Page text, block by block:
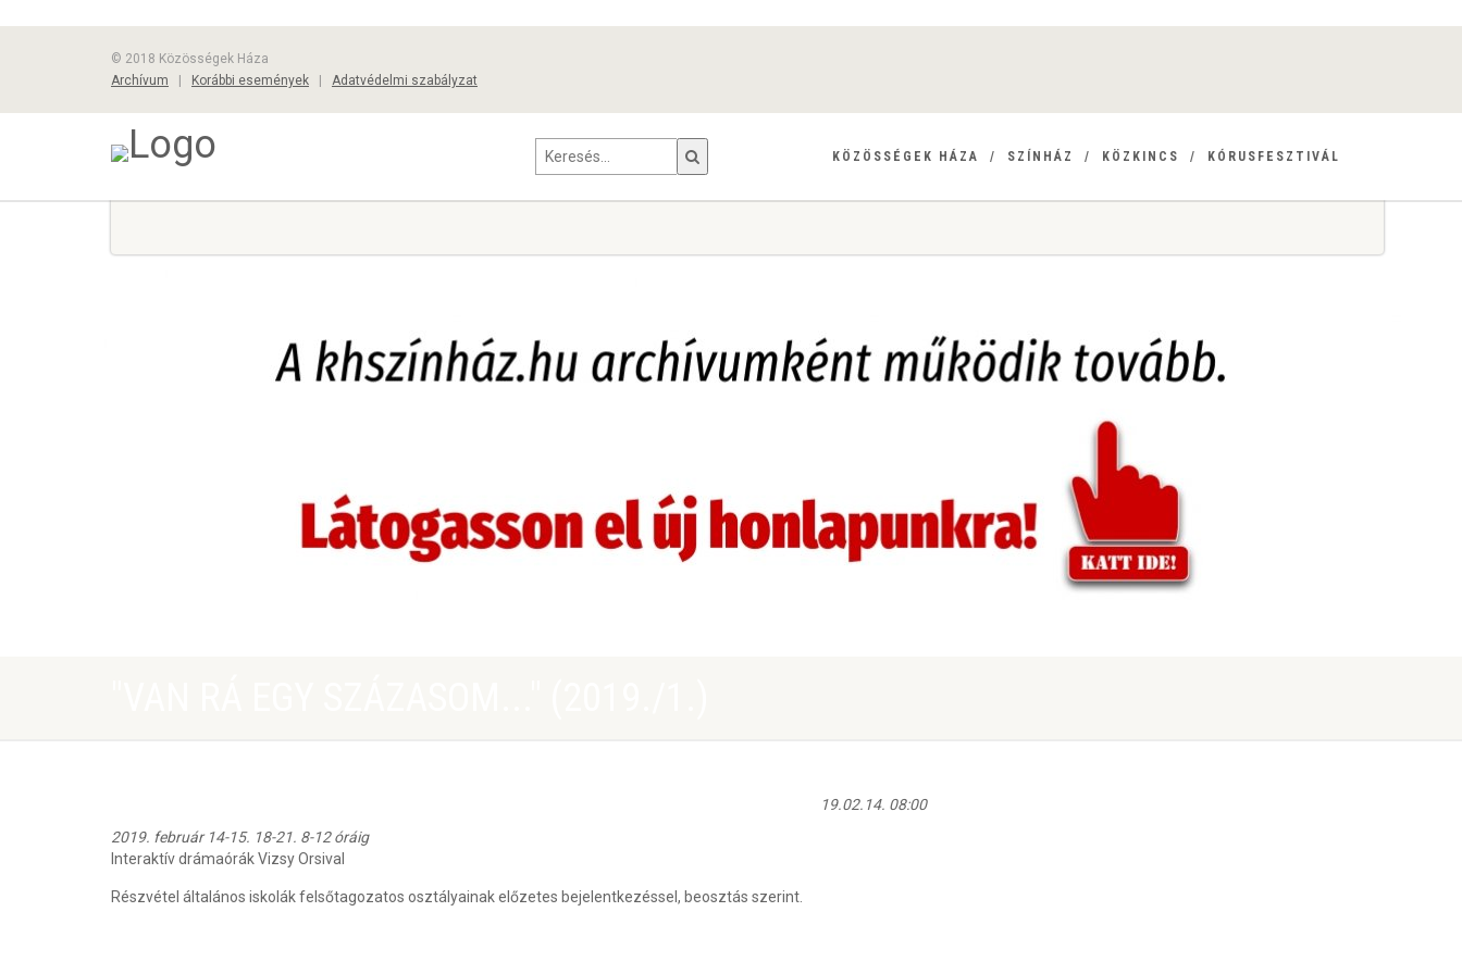
© 2018 Közösségek Háza
Archívum
Korábbi események Adatvédelmi szabályzat
KÖZÖSSÉGEK HÁZA SZÍNHÁZ KÖZKINCS KÓRUSFESZTIVÁL
19.02.14. 08:00
2019. február 14-15. 18-21. 8-12 óráig
Interaktív drámaórák Vizsy Orsival
Részvétel általános iskolák felsőtagozatos osztályainak előzetes bejelentkezéssel, beosztás szerint.